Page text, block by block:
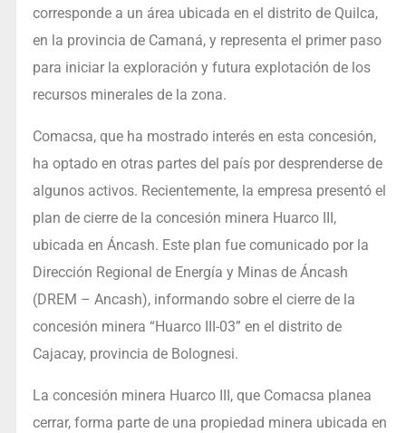
corresponde a un área ubicada en el distrito de Quilca,
en la provincia de Camaná, y representa el primer paso
para iniciar la exploración y futura explotación de los
recursos minerales de la zona.
Comacsa, que ha mostrado interés en esta concesión,
ha optado en otras partes del país por desprenderse de
algunos activos. Recientemente, la empresa presentó el
plan de cierre de la concesión minera Huarco III,
ubicada en Áncash. Este plan fue comunicado por la
Dirección Regional de Energía y Minas de Áncash
(DREM – Ancash), informando sobre el cierre de la
concesión minera “Huarco III-03” en el distrito de
Cajacay, provincia de Bolognesi.
La concesión minera Huarco III, que Comacsa planea
cerrar, forma parte de una propiedad minera ubicada en